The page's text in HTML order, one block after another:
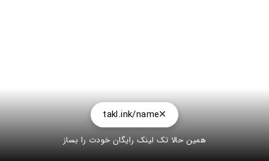
takl.ink/name
همین حالا تک لینک رایگان خودت را بساز